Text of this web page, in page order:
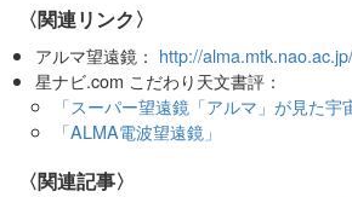
〈関連リンク〉
アルマ望遠鏡： http://alma.mtk.nao.ac.jp/
星ナビ.com こだわり天文書評：
「スーパー望遠鏡「アルマ」が見た宇
「ALMA電波望遠鏡」
関連記事